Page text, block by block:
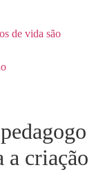
de vida são
a criação